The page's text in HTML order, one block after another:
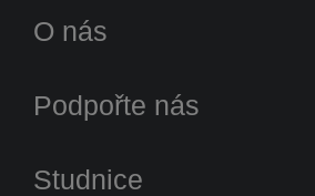
O nás
Podpořte nás
Studnice